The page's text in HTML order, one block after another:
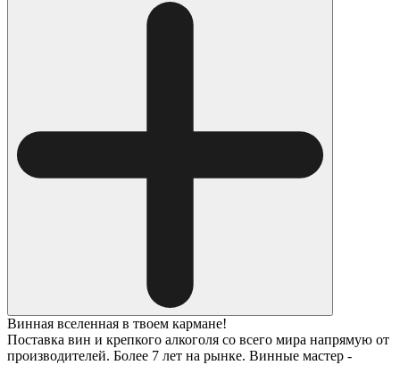
Винная вселенная в твоем кармане!
Поставка вин и крепкого алкоголя со всего мира напрямую от
производителей. Более 7 лет на рынке. Винные мастер -